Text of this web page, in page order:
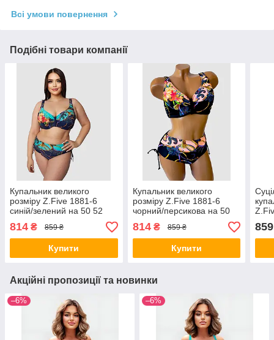
Всі умови повернення
Подібні товари компанії
Купальник великого
розміру Z.Five 1881-6
синій/зелений на 50 52
814 ₴ 859 ₴
Купити
Купальник великого
розміру Z.Five 1881-6
чорний/персикова на 50
814₴ 859 ₴
Купити
859
Акційні пропозиції та новинки
–6% –6%